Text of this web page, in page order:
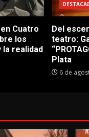
Cuatro
los
realidad
Del
teatro:
Plata
6 de